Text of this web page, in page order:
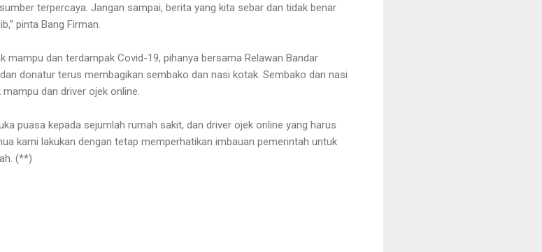
terpercaya. Jangan sampai, berita yang kita sebar dan tidak benar
pinta Bang Firman.
mampu dan terdampak Covid-19, pihanya bersama Relawan Bandar
donatur terus membagikan sembako dan nasi kotak. Sembako dan nasi
dan driver ojek online.
puasa kepada sejumlah rumah sakit, dan driver ojek online yang harus
kami lakukan dengan tetap memperhatikan imbauan pemerintah untuk
(**)